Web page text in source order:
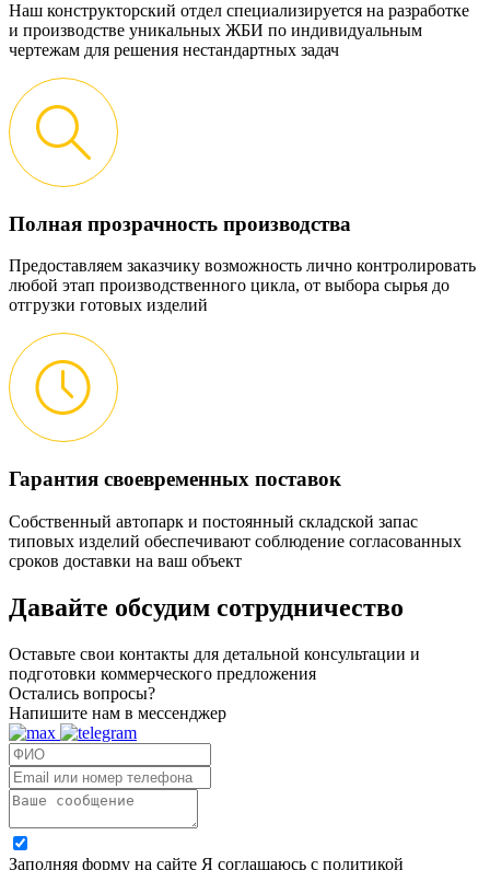
Наш конструкторский отдел специализируется на разработке
и производстве уникальных ЖБИ по индивидуальным
чертежам для решения нестандартных задач
Полная прозрачность производства
Предоставляем заказчику возможность лично контролировать
любой этап производственного цикла, от выбора сырья до
отгрузки готовых изделий
Гарантия своевременных поставок
Собственный автопарк и постоянный складской запас
типовых изделий обеспечивают соблюдение согласованных
сроков доставки на ваш объект
Давайте обсудим сотрудничество
Оставьте свои контакты для детальной консультации и
подготовки коммерческого предложения
Остались вопросы?
Напишите нам в мессенджер
Заполняя форму на сайте Я соглашаюсь с политикой